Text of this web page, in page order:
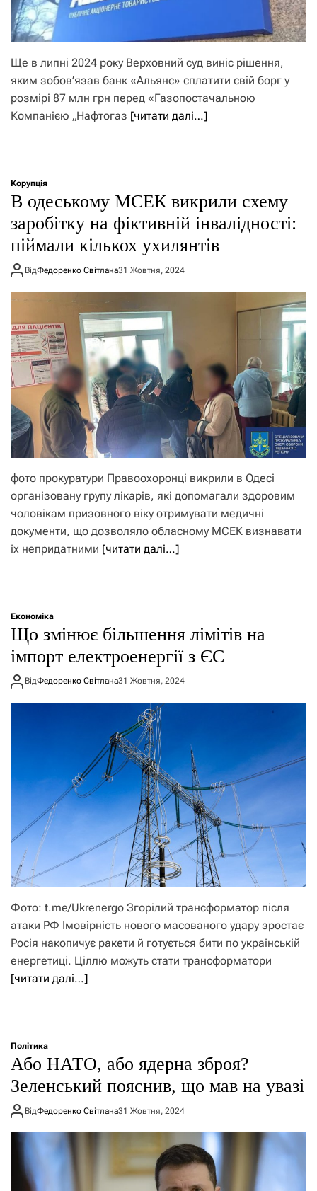
Ще в липні 2024 року Верховний суд виніс рішення,
яким зобов’язав банк «Альянс» сплатити свій борг у
розмірі 87 млн грн перед «Газопостачальною
Компанією „Нафтогаз [читати далі…]
Корупція
В одеському МСЕК викрили схему
заробітку на фіктивній інвалідності:
піймали кількох ухилянтів
ВідФедоренко Світлана31 Жовтня, 2024
фото прокуратури Правоохоронці викрили в Одесі
організовану групу лікарів, які допомагали здоровим
чоловікам призовного віку отримувати медичні
документи, що дозволяло обласному МСЕК визнавати
їх непридатними [читати далі…]
Економіка
Що змінює більшення лімітів на
імпорт електроенергії з ЄС
ВідФедоренко Світлана31 Жовтня, 2024
Фото: t.me/Ukrenergo Згорілий трансформатор після
атаки РФ Імовірність нового масованого удару зростає
Росія накопичує ракети й готується бити по українській
енергетиці. Ціллю можуть стати трансформатори
[читати далі…]
Політика
Або НАТО, або ядерна зброя?
Зеленський пояснив, що мав на увазі
ВідФедоренко Світлана31 Жовтня, 2024